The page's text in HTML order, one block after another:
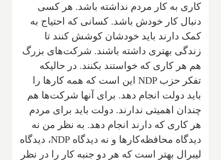
کاری به کار مردم نداشته باشد. هر کسی
دنبال کار خودش باشد. کسانی که احتیاج به
کمک دارند باید خودشان کوشش کنند تا
زندگی بهتری داشته باشند. شرکت‌های بزرگ
هم هر کاری که خواستند بکنند. در حالیکه
تفکر حزب‌ NDP این است که همه کارها را
باید دولت انجام دهد. برای آنها شرکت‌ها هم
چندان اهمیتی ندارند. دولت باید برای مردم
هر کاری که دارند انجام دهد‌. به نظر من نه
دیدگاه محافظه‌کارها و نه دیدگاه NDP، دیدگاه
لیبرال بهتر است که هر دو جنبه کار را در نظر